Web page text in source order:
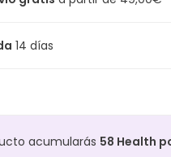
14 días
acumularás 58 Health